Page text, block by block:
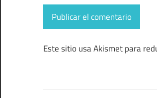
Este sitio usa Akismet para